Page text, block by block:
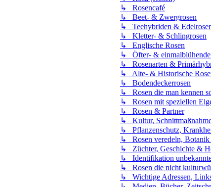
↳ Rosencafé
↳ Beet- & Zwergrosen
↳ Teehybriden &
↳ Kletter- & Schlingrosen
↳ Englische Rosen
↳ Öfter- & einmalblühende
↳ Rosenarten &
↳ Alte- & Historische
↳ Bodendeckerrosen
↳ Rosen die man kennen
↳ Rosen mit speziellen
↳ Rosen & Partner
↳ Kultur,
↳ Pflanzenschutz,
↳ Rosen veredeln,
↳ Züchter, Geschichte &
↳ Identifikation
↳ Rosen die nicht
↳ Wichtige Adressen,